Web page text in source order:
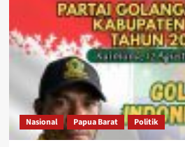
Nasional Papua Barat Politik